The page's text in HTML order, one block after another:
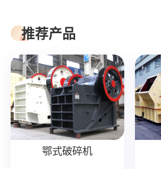
推荐产品
鄂式破碎机